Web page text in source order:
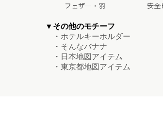
▼その他のモチーフ
・ホテルキーホルダー
・そんなバナナ
・日本地図アイテム
・東京都地図アイテム